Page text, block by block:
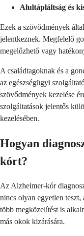
Alultápláltság és
Ezek a szövődmények
jelentkeznek. Megfelelő
megelőzhető vagy
A családtagoknak és a
az egészségügyi
szövődmények kezelése
szolgáltatások jelentős
kezelésében.
Hogyan
kórt?
Az Alzheimer-kór
nincs olyan egyetlen teszt,
több megközelítést is
más okok kizárására.